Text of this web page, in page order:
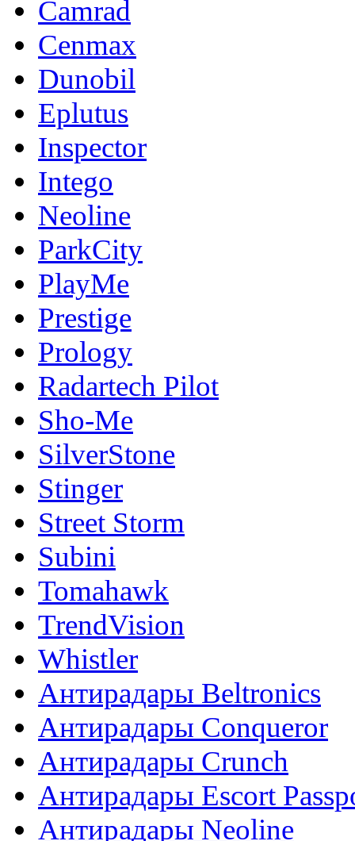
Camrad
Cenmax
Dunobil
Eplutus
Inspector
Intego
Neoline
ParkCity
PlayMe
Prestige
Prology
Radartech Pilot
Sho-Me
SilverStone
Stinger
Street Storm
Subini
Tomahawk
TrendVision
Whistler
Антирадары Beltronics
Антирадары Conqueror
Антирадары Crunch
Антирадары Escort
Антирадары Neoline